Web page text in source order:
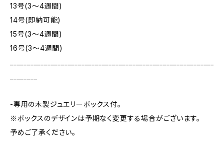
13号(3～4週間)
14号(即納可能)
15号(3～4週間)
16号(3～4週間)
-専用の木製ジュエリーボックス付。
※ボックスのデザインは予期なく変更する場合がございます。
予めご了承ください。